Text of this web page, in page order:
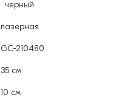
черный
лазерная
GC-210480
35 см
10 см